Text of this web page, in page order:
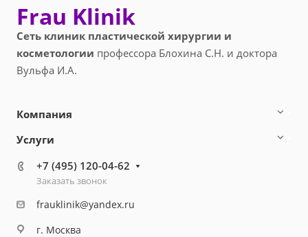
Frau Klinik
Сеть клиник пластической хирургии и
косметологии профессора Блохина С.Н. и доктора
Вульфа И.А.
Компания
Услуги
+7 (495) 120-04-62
Заказать звонок
frauklinik@yandex.ru
г. Москва